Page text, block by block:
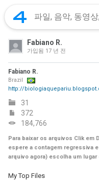
Fabiano R.
가입됨 17 년 전
Fabiano R.
Brazil
http://
31
372
184,766
Para baixar os arquivos Clik em
espere a contagem regressiva
arquivo agora) escolha um
My Top Files